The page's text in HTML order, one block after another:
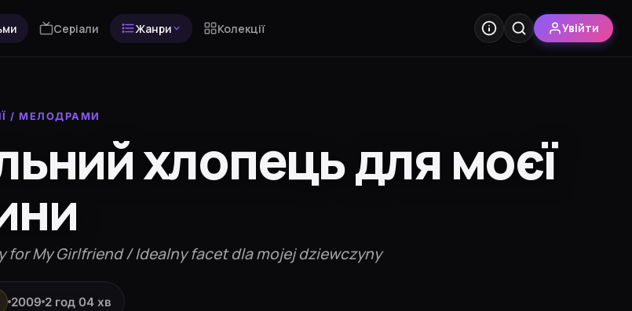
Серіали Жанри Колекції Увійти
/МЕЛОДРАМИ
хлопець для моєї
for My Girlfriend / Idealny facet dla mojej dziewczyny
2009 2 год 04 хв